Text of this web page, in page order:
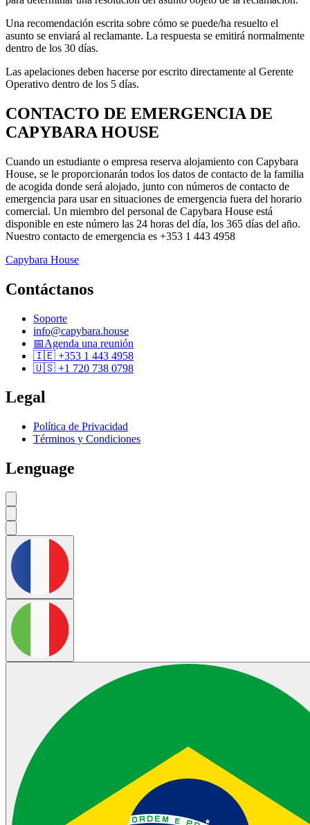
Una recomendación escrita sobre cómo se puede/ha resuelto el
asunto se enviará al reclamante. La respuesta se emitirá normalmente
dentro de los 30 días.
Las apelaciones deben hacerse por escrito directamente al Gerente
Operativo dentro de los 5 días.
CONTACTO DE EMERGENCIA DE
CAPYBARA HOUSE
Cuando un estudiante o empresa reserva alojamiento con Capybara
House, se le proporcionarán todos los datos de contacto de la familia
de acogida donde será alojado, junto con números de contacto de
emergencia para usar en situaciones de emergencia fuera del horario
comercial. Un miembro del personal de Capybara House está
disponible en este número las 24 horas del día, los 365 días del año.
Nuestro contacto de emergencia es +353 1 443 4958
Capybara House
Contáctanos
Soporte
info@capybara.house
📅Agenda una reunión
🇮🇪 +353 1 443 4958
🇺🇸 +1 720 738 0798
Legal
Política de Privacidad
Términos y Condiciones
Lenguage